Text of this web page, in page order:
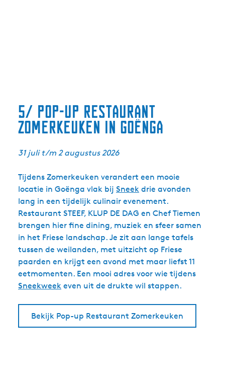
5/ Pop-up restaurant
Zomerkeuken in Goënga
31 juli t/m 2 augustus 2026
Tijdens Zomerkeuken verandert een mooie
locatie in Goënga vlak bij Sneek drie avonden
lang in een tijdelijk culinair evenement.
Restaurant STEEF, KLUP DE DAG en Chef Tiemen
brengen hier fine dining, muziek en sfeer samen
in het Friese landschap. Je zit aan lange tafels
tussen de weilanden, met uitzicht op Friese
paarden en krijgt een avond met maar liefst 11
eetmomenten. Een mooi adres voor wie tijdens
Sneekweek even uit de drukte wil stappen.
Bekijk Pop-up Restaurant Zomerkeuken